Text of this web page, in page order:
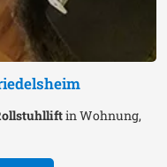
in Wohnung,